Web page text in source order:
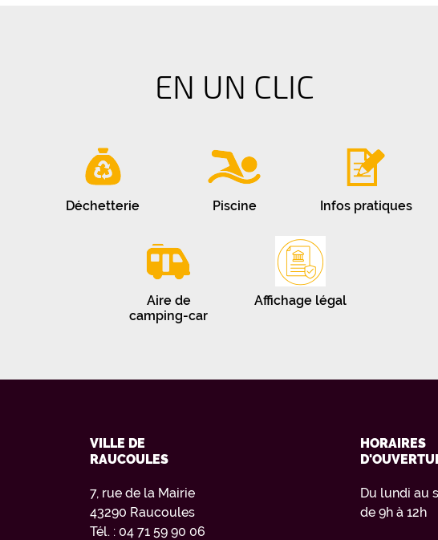
EN UN CLIC
Déchetterie Piscine Infos pratiques
Aire de
camping-car
Affichage légal
VILLE DE
RAUCOULES
7, rue de la Mairie
43290 Raucoules
Tél. : 04 71 59 90 06
HORAIRES
Du lundi au
de 9h à 12h